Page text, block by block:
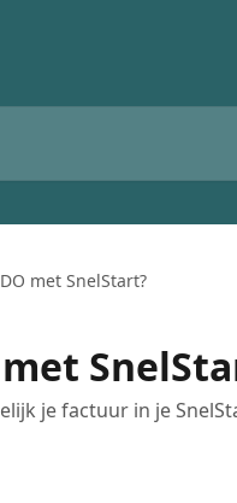
met SnelStart?
je factuur in je